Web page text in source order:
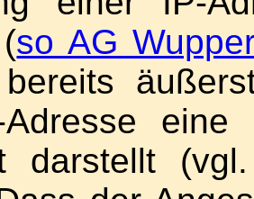
so AG
eine
darstellt